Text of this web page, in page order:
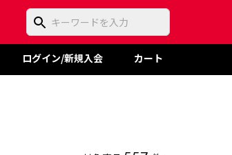
ログイン/新規入会 カート